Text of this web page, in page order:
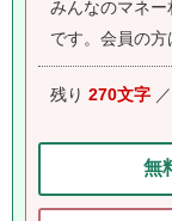
みんなのマネ
です。 会員の方
残り 270文字 ／
無